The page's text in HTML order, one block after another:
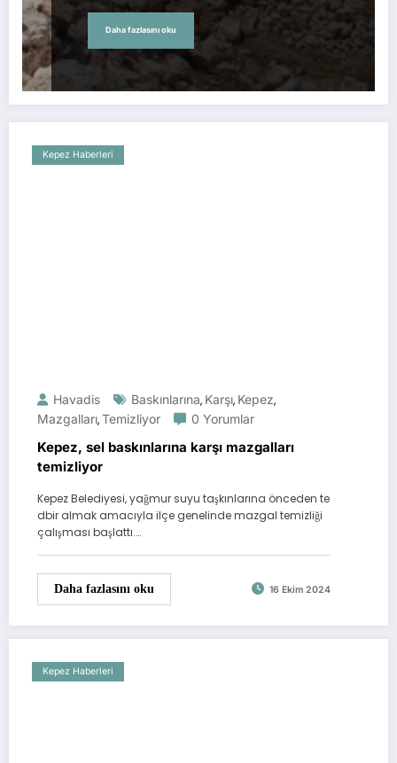
Daha fazlasını oku
Kepez Haberleri
Havadis Baskınlarına, Karşı, Kepez,
Mazgalları,Temizliyor 0 Yorumlar
Kepez, sel baskınlarına karşı mazgalları
temizliyor
Kepez Belediyesi, yağmur suyu taşkınlarına önceden te
dbir almak amacıyla ilçe genelinde mazgal temizliği
çalışması başlattı.…
Daha fazlasını oku 16 Ekim 2024
Kepez Haberleri